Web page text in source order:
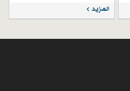
المزيد